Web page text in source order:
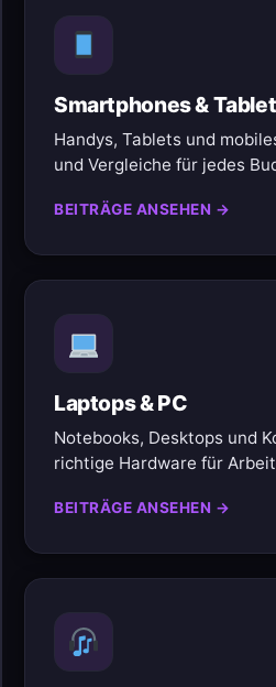
Smartphones &
Handys, Tablets und
und Vergleiche für jedes
BEITRÄGE ANSEHEN →
Laptops & PC
Notebooks, Desktops und
richtige Hardware für
BEITRÄGE ANSEHEN →